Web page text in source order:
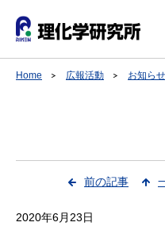
Home 広報活動 お知らせ
前の記事
2020年6月23日